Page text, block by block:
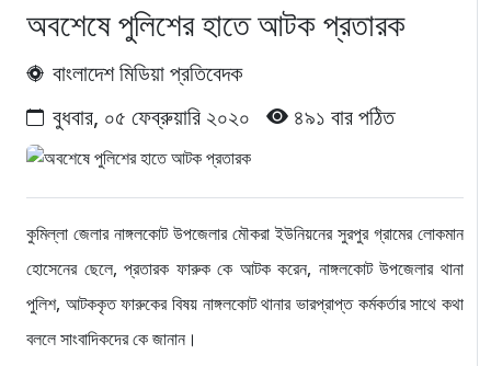
অবশেষে পুলিশের হাতে আটক প্রতারক
বাংলাদেশ মিডিয়া প্রতিবেদক
বুধবার, ০৫ ফেব্রুয়ারি ২০২০
৪৯১ বার পঠিত
কুমিল্লা জেলার নাঙ্গলকোট উপজেলার মৌকরা ইউনিয়নের সুরপুর গ্রামের লোকমান
হোসেনের ছেলে, প্রতারক ফারুক কে আটক করেন, নাঙ্গলকোট উপজেলার থানা
পুলিশ, আটককৃত ফারুকের বিষয় নাঙ্গলকোট থানার ভারপ্রাপ্ত কর্মকর্তার সাথে কথা
বললে সাংবাদিকদের কে জানান।